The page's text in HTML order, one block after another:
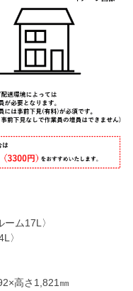
ム17L〉
〉
高さ1,821㎜